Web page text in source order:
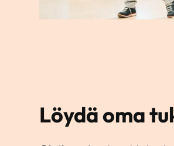
Löydä oma